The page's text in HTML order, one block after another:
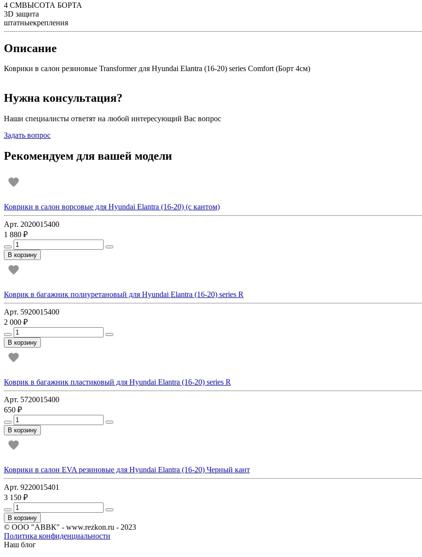
4 СМВЫСОТА БОРТА
3D защита
штатныекрепления
Описание
Коврики в салон резиновые Transformer для Hyundai Elantra (16-20) series Comfort (Борт 4см)
Нужна консультация?
Наши специалисты ответят на любой интересующий Вас вопрос
Задать вопрос
Рекомендуем для вашей модели
Коврики в салон ворсовые для Hyundai Elantra (16-20) (с кантом)
Арт. 2020015400
1 880 ₽
В корзину
Коврик в багажник полиуретановый для Hyundai Elantra (16-20) series R
Арт. 5920015400
2 000 ₽
В корзину
Коврик в багажник пластиковый для Hyundai Elantra (16-20) series R
Арт. 5720015400
650 ₽
В корзину
Коврики в салон EVA резиновые для Hyundai Elantra (16-20) Черный кант
Арт. 9220015401
3 150 ₽
В корзину
© ООО "АВВК" - www.rezkon.ru - 2023
Политика конфиденциальности
Наш блог